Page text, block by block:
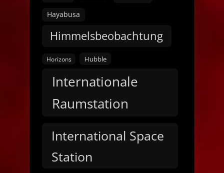
Hayabusa
Himmelsbeobachtung
Horizons Hubble
Internationale
Raumstation
International Space
Station